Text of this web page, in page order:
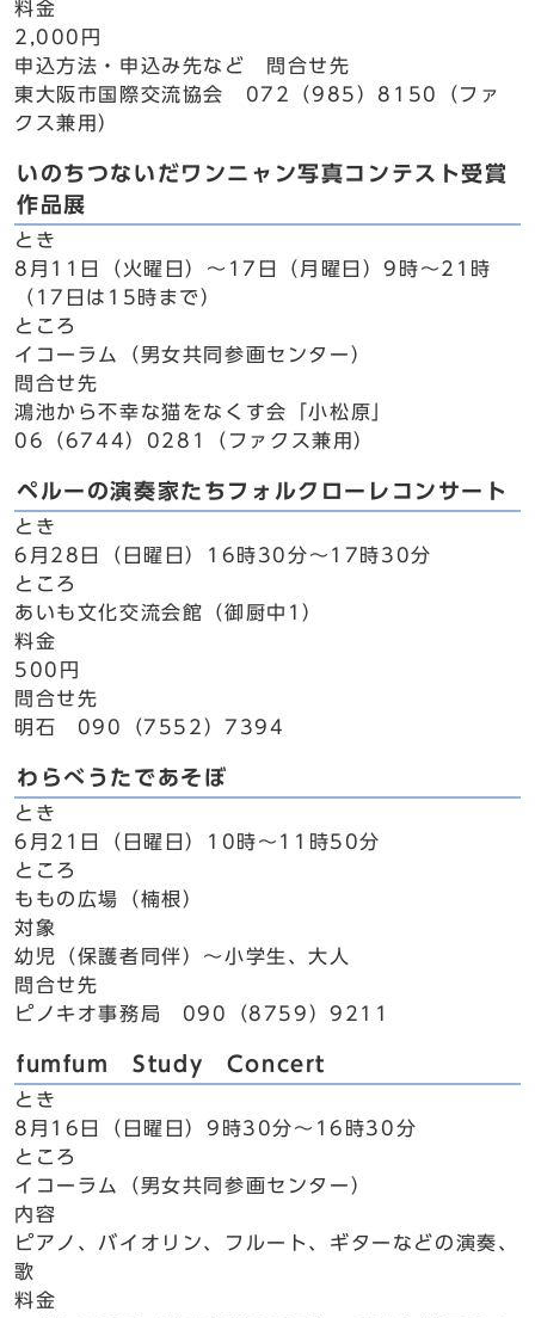
料金
2,000円
申込方法・申込み先など 問合せ先
東大阪市国際交流協会 072（985）8150（ファ
クス兼用）
いのちつないだワンニャン写真コンテスト受賞
作品展
とき
8月11日（火曜日）～17日（月曜日）9時～21時
（17日は15時まで）
ところ
イコーラム（男女共同参画センター）
問合せ先
鴻池から不幸な猫をなくす会「小松原」
06（6744）0281（ファクス兼用）
ペルーの演奏家たちフォルクローレコンサート
とき
6月28日（日曜日）16時30分～17時30分
ところ
あいも文化交流会館（御厨中1）
料金
500円
問合せ先
明石 090（7552）7394
わらべうたであそぼ
とき
6月21日（日曜日）10時～11時50分
ところ
ももの広場（楠根）
対象
幼児（保護者同伴）～小学生、大人
問合せ先
ピノキオ事務局 090（8759）9211
fumfum Study Concert
とき
8月16日（日曜日）9時30分～16時30分
ところ
イコーラム（男女共同参画センター）
内容
ピアノ、バイオリン、フルート、ギターなどの演奏、
歌
料金